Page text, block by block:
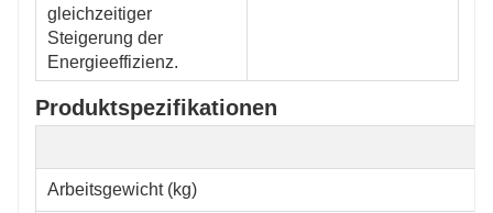
gleichzeitiger
Steigerung der
Energieeffizienz.
Produktspezifikationen
Arbeitsgewicht (kg)